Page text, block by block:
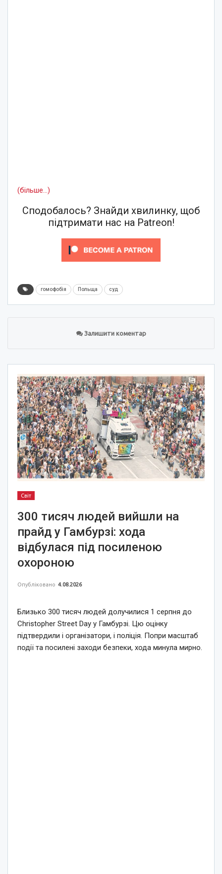
(більше…)
Сподобалось? Знайди хвилинку, щоб
підтримати нас на Patreon!
гомофобія Польща суд
Залишити коментар
Світ
300 тисяч людей вийшли на
прайд у Гамбурзі: хода
відбулася під посиленою
охороною
Опубліковано 4.08.2026
Близько 300 тисяч людей долучилися 1 серпня до
Christopher Street Day у Гамбурзі. Цю оцінку
підтвердили і організатори, і поліція. Попри масштаб
події та посилені заходи безпеки, хода минула мирно.